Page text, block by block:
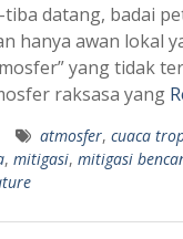
datang, badai
hanya awan lokal
yang tidak
raksasa yang
atmosfer, cuaca
, mitigasi, mitigasi